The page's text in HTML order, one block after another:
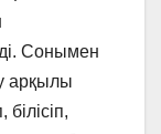
Сонымен
арқылы